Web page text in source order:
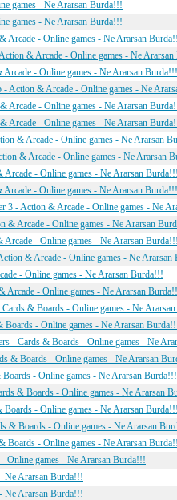
games - Ne Ararsan Burda!!!
games - Ne Ararsan Burda!!!
Arcade - Online games - Ne Ararsan
& Arcade - Online games - Ne
- Online games - Ne Ararsan Burda!!!
- Action & Arcade - Online games - Ne
Arcade - Online games - Ne Ararsan
Arcade - Online games - Ne Ararsan
& Arcade - Online games - Ne Ararsan
& Arcade - Online games - Ne Ararsan
- Online games - Ne Ararsan
- Online games - Ne Ararsan Burda!!!
3 - Action & Arcade - Online games - Ne
& Arcade - Online games - Ne Ararsan
- Online games - Ne Ararsan
& Arcade - Online games - Ne Ararsan
- Online games - Ne Ararsan Burda!!!
Arcade - Online games - Ne Ararsan
& Boards - Online games - Ne
Boards - Online games - Ne Ararsan
- Cards & Boards - Online games - Ne
& Boards - Online games - Ne Ararsan
- Online games - Ne Ararsan Burda!!!
& Boards - Online games - Ne Ararsan
Boards - Online games - Ne Ararsan
& Boards - Online games - Ne Ararsan
Boards - Online games - Ne Ararsan
Online games - Ne Ararsan Burda!!!
Ne Ararsan Burda!!!
Ne Ararsan Burda!!!